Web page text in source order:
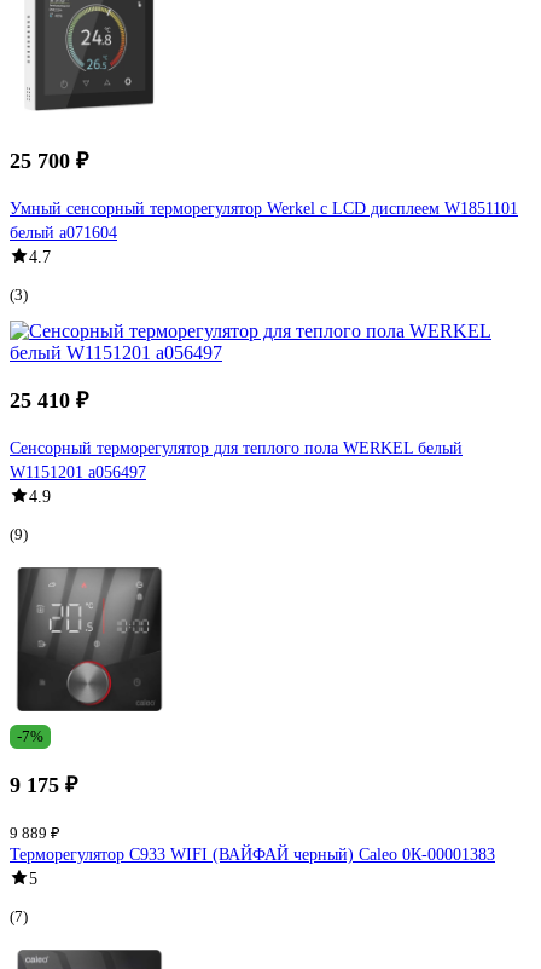
25 700 ₽
Умный сенсорный терморегулятор Werkel с LCD дисплеем W1851101
белый a071604
4.7
(3)
25 410 ₽
Сенсорный терморегулятор для теплого пола WERKEL белый
W1151201 a056497
4.9
(9)
-7%
9 175 ₽
9 889 ₽
Терморегулятор C933 WIFI (ВАЙФАЙ черный) Caleo 0К-00001383
5
(7)